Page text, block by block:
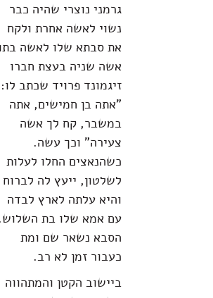
גרמני נוצרי שהיה כבר
נשוי לאשה אחרת ולקח
את סבתא שלו לאשה
אשה שניה בעצת חברו
זיגמונד פרויד שכתב לו:
"אתה בן חמישים, אתה
במשבר, קח לך אשה
צעירה" וכך עשה.
כשהנאצים החלו לעלות
לשלטון, ייעץ לה לברוח
והיא עלתה לארץ לבדה
עם אמא שלו בת השלוש.
הסבא נשאר שם ומת
כעבור זמן לא רב.
ביישוב הקטן והמתהווה